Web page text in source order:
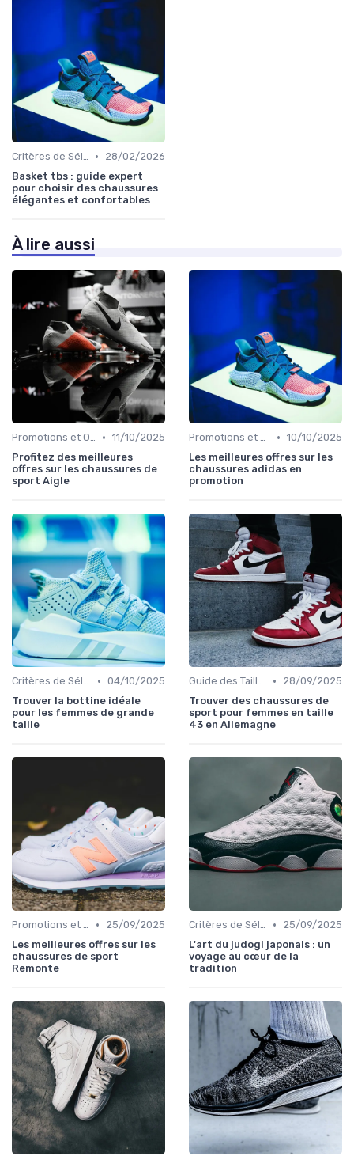
Critères de Sélection •
28/02/2026
Basket tbs : guide expert
pour choisir des chaussures
élégantes et confortables
À lire aussi
Promotions et Offres • 11/10/2025
Profitez des meilleures
offres sur les chaussures de
sport Aigle
Promotions et Offres • 10/10/2025
Les meilleures offres sur les
chaussures adidas en
promotion
Critères de Sélection • 04/10/2025
Trouver la bottine idéale
pour les femmes de grande
taille
Guide des Tailles •
28/09/2025
Trouver des chaussures de
sport pour femmes en taille
43 en Allemagne
Promotions et Offres •
25/09/2025
Les meilleures offres sur les
chaussures de sport
Remonte
Critères de Sélection •
25/09/2025
L'art du judogi japonais : un
voyage au cœur de la
tradition